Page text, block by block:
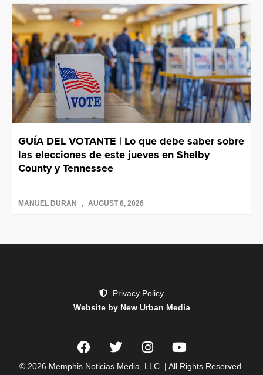
GUÍA DEL VOTANTE | Lo que debe saber sobre
las elecciones de este jueves en Shelby
County y Tennessee
MANUEL DURAN AUGUST 6, 2026
Privacy Policy
Website by New Urban Media
© 2026 Memphis Noticias Media, LLC. | All Rights Reserved.